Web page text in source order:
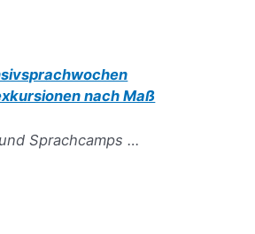
nach Maß
Sprachcamps …